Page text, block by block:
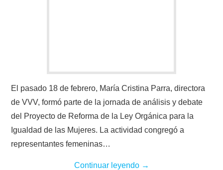
El pasado 18 de febrero, María Cristina Parra, directora
de VVV, formó parte de la jornada de análisis y debate
del Proyecto de Reforma de la Ley Orgánica para la
Igualdad de las Mujeres. La actividad congregó a
representantes femeninas…
Continuar leyendo →